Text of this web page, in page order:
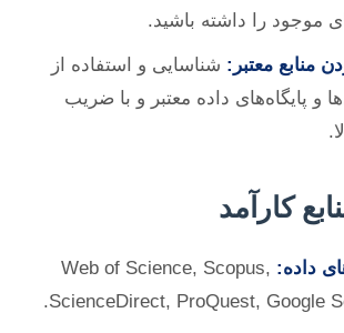
موجود را داشته باشید.
منابع معتبر: شناسایی و استفاده از
و پایگاه‌های داده معتبر و با ضریب
کارآمد
داده: Web of Science, Scopus,
ScienceDirect, ProQuest, Google